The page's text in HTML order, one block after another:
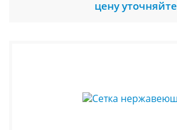
цену уточняйте